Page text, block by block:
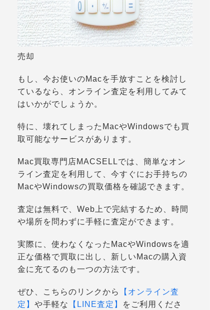
売却
もし、今お使いのMacを手放すことを検討し
ているなら、オンライン査定を利用してみて
はいかがでしょうか。
特に、壊れてしまったMacやWindowsでも買
取可能なサービスがあります。
Mac買取専門店MACSELLでは、 簡単なオン
ライン査定 を利用して、今すぐにお手持ちの
MacやWindowsの買取価格を確認できます。
査定は無料で、Web上で完結するため、時間
や場所を問わずに手軽に査定ができます。
実際に、使わなくなったMacやWindowsを適
正な価格で買取に出し、新しいMacの購入資
金に充てるのも一つの方法です。
ぜひ、こちらのリンクから
【オンライン査
定】 や手軽な 【LINE査定】
をご利用くださ